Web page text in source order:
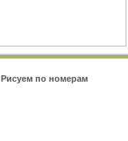
Рисуем по номерам